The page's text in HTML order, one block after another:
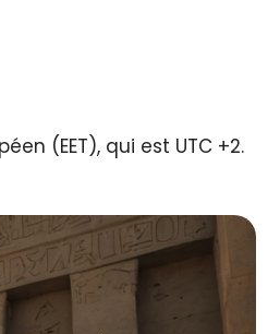
(EET), qui est UTC +2.